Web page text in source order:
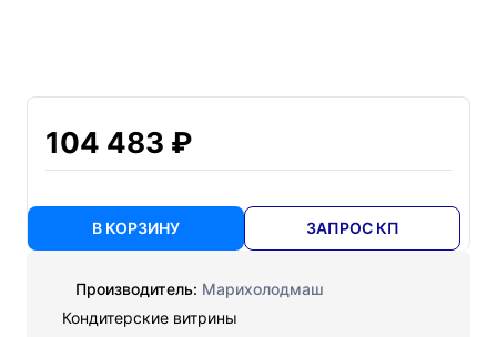
104 483 ₽
В КОРЗИНУ ЗАПРОС КП
Производитель: Марихолодмаш
Кондитерские витрины